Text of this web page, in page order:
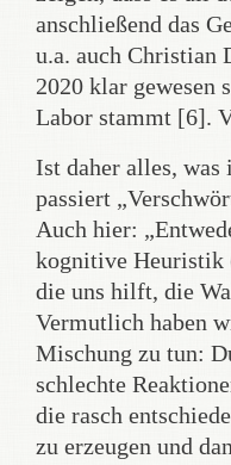
anschließend das
u.a. auch Christian
2020 klar gewesen
Labor stammt [6].
Ist daher alles,
passiert
Auch hier:
kognitive Heuristik
die uns hilft, die
Vermutlich haben
Mischung zu tun:
schlechte
die rasch
zu erzeugen und